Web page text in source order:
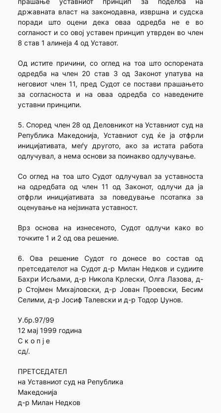
државната власт на законодавна, извршна и судска
поради што оцени дека оваа одредба не е во
согланост и со овој уставен принцип утврден во член
8 став 1 алинеја 4 од Уставот.
Од истите причини, со оглед на тоа што оспорената
одредба на член 20 став 3 од Законот упатува на
неговиот член 11, пред Судот се постави прашањето
за согласноста и на оваа одредба со наведените
уставни принципи.
5. Според член 28 од Деловникот на Уставниот суд на
Република Македонија, Уставниот суд ќе ја отфрли
иницијативата, меѓу другото, ако за истата работа
одлучувал, а нема основи за поинакво одлучување.
Со оглед на тоа што Судот одлучувал за уставноста
на одредбата од член 11 од Законот, одлучи да ја
отфрли иницијативата за поведување псотапка за
оценување на нејзината уставност.
Врз основа на изнесеното, Судот одлучи како во
точките 1 и 2 од ова решение.
6. Ова решение Судот го донесе во состав од
претседателот на Судот д-р Милан Недков и судиите
Бахри Исљами, д-р Никола Крлески, Олга Лазова, д-
р Стојмен Михајловски, д-р Јован Проевски, Бесим
Селими, д-р Јосиф Талевски и д-р Тодор Џунов.
У.бр.97/99
12 мај 1999 година
С к о п ј е
сд/.
ПРЕТСЕДАТЕЛ
на Уставниот суд на Република
Македонија
д-р Милан Недков